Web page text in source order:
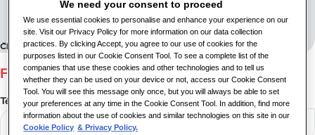
Bezpečnostné Služby
Článok Čas čítania – 1 minúta
Filtrovať obsah
Téma
We need your consent to proceed
We use essential cookies to personalise and enhance your experience on our
site. Visit our Privacy Policy for more information on our data collection
practices. By clicking Accept, you agree to our use of cookies for the
purposes listed in our Cookie Consent Tool. To see a complete list of the
companies that use these cookies and other technologies and to tell us
whether they can be used on your device or not, access our Cookie Consent
Tool. You will see this message only once, but you will always be able to set
your preferences at any time in the Cookie Consent Tool. In addition, find more
information about the use of cookies and similar technologies on this site in our
Cookie Policy & Privacy Policy.